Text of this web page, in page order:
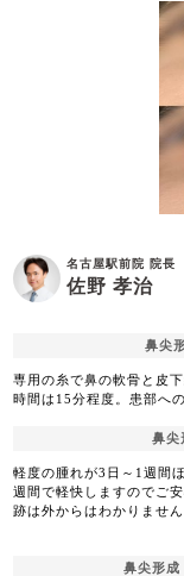
名古屋駅前院 院長
佐野 孝治
鼻尖
専用の糸で鼻の軟骨と皮
時間は15分程度。患部へ
鼻尖
軽度の腫れが3日～1週間
週間で軽快しますのでご
跡は外からはわかりません
鼻尖形成